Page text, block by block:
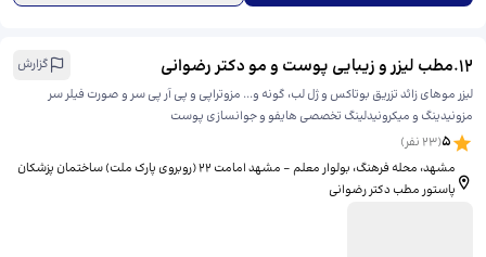
12
.مطب لیزر و زیبایی پوست و مو دکتر رضوانی
گزارش
لیزر موهای زائد تزریق بوتاکس و ژل لب، گونه و... مزوتراپی و پی آر پی سر و صورت فیلر سر
مزونیدینگ و میکرونیدلینگ تخصصی هایفو و جوانسازی پوست
5
(
23نفر)
مشهد، محله فرهنگ، بولوار معلم - مشهد امامت ۲۲ (روبروی پارک ملت) ساختمان پزشکان
پاستور مطب دکتر رضوانی